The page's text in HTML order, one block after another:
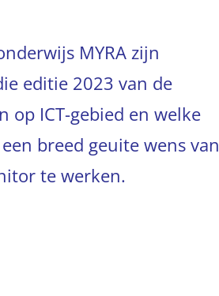
MYRA zijn
editie 2023 van de
ICT-gebied en welke
breed geuite wens van
te werken.